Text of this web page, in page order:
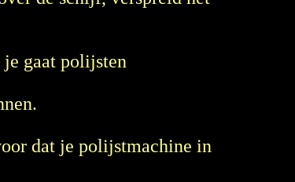
gaat polijsten
dat je polijstmachine in